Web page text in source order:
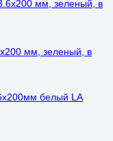
мм, зеленый, в